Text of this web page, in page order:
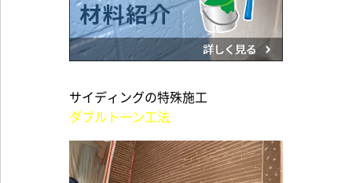
サイディングの特殊施工
ダブルトーン工法